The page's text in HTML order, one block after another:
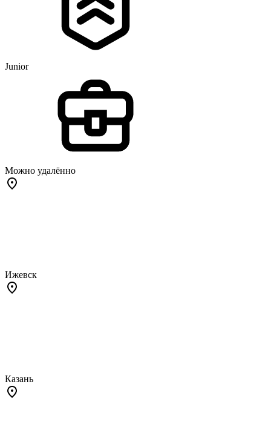
Junior
Можно удалённо
Ижевск
Казань